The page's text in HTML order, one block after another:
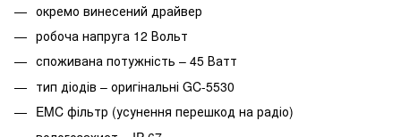
окремо винесений драйвер
робоча напруга 12 Вольт
споживана потужність – 45 Ватт
тип діодів – оригінальні GC-5530
EMC фільтр (усунення перешкод на радіо)